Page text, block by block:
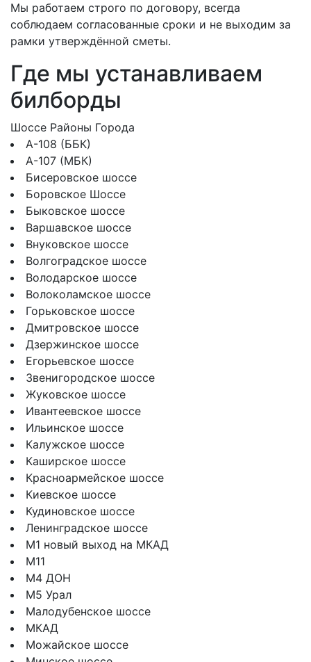
Мы работаем строго по договору, всегда
соблюдаем согласованные сроки и не выходим за
рамки утверждённой сметы.
Где мы устанавливаем
билборды
Шоссе Районы Города
А-108 (ББК)
А-107 (МБК)
Бисеровское шоссе
Боровское Шоссе
Быковское шоссе
Варшавское шоссе
Внуковское шоссе
Волгоградское шоссе
Володарское шоссе
Волоколамское шоссе
Горьковское шоссе
Дмитровское шоссе
Дзержинское шоссе
Егорьевское шоссе
Звенигородское шоссе
Жуковское шоссе
Ивантеевское шоссе
Ильинское шоссе
Калужское шоссе
Каширское шоссе
Красноармейское шоссе
Киевское шоссе
Кудиновское шоссе
Ленинградское шоссе
М1 новый выход на МКАД
М11
М4 ДОН
М5 Урал
Малодубенское шоссе
МКАД
Можайское шоссе